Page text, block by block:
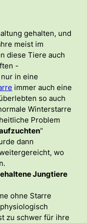
gehalten, und
meist im
diese Tiere auch
-
in eine
immer auch eine
so auch
Winterstarre
Problem
“
dann
wo
Jungtiere
ohne Starre
zu schwer für ihre